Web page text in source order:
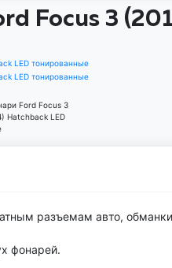
Focus 3
разъемам авто,
фонарей.